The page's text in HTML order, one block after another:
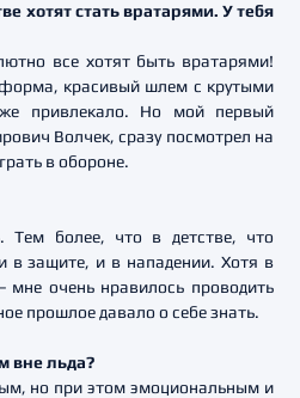
хотят стать вратарями. У тебя
все хотят быть вратарями!
красивый шлем с крутыми
привлекало. Но мой первый
Волчек, сразу посмотрел на
в обороне.
Тем более, что в детстве, что
в защите, и в нападении. Хотя в
очень нравилось проводить
прошлое давало о себе знать.
вне льда?
но при этом эмоциональным и